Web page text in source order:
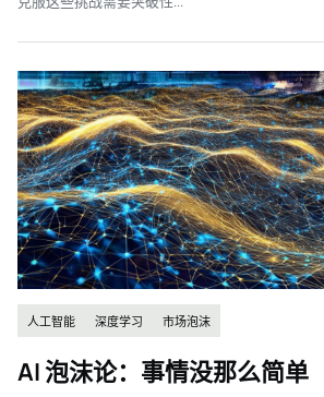
人工智能 深度学习 市场泡沫
AI 泡沫论：事情没那么简单